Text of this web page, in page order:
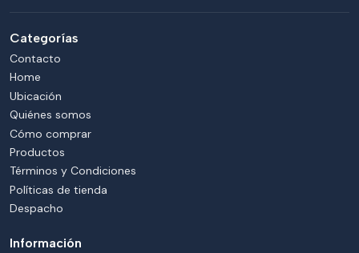
Categorías
Contacto
Home
Ubicación
Quiénes somos
Cómo comprar
Productos
Términos y Condiciones
Políticas de tienda
Despacho
Información